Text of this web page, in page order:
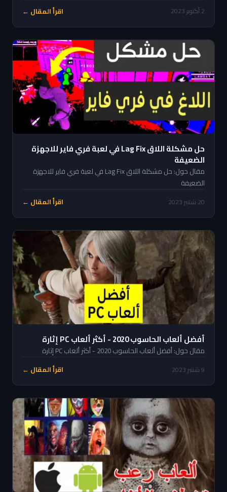
2 أكتوبر 2023 اقرأ المقال ←
حل مشكلة اللاق Lag Fix في لعبة فري فاير للاجهزة
الضعيفة
مقال حول: حل مشكلة اللاق Lag Fix في لعبة فري فاير للاجهزة
الضعيفة
20 شتنبر 2023 اقرأ المقال ←
أفضل ألعاب الحاسوب 2020 - أكثر ألعاب PC إثارة
مقال حول: أفضل ألعاب الحاسوب 2020 - أكثر ألعاب PC إثارة
9 شتنبر 2023 اقرأ المقال ←